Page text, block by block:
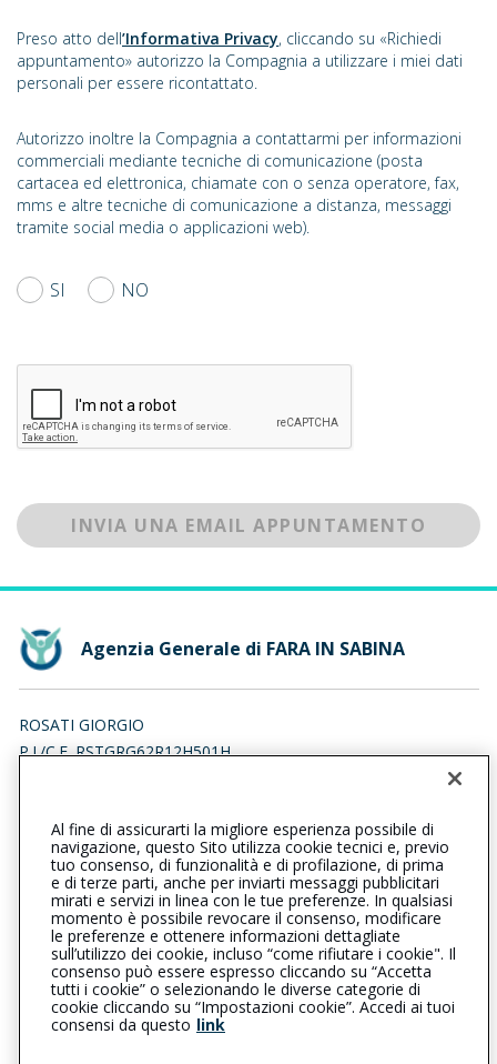
Preso atto dell’Informativa Privacy, cliccando su «Richiedi
appuntamento» autorizzo la Compagnia a utilizzare i miei dati
personali per essere ricontattato.
Autorizzo inoltre la Compagnia a contattarmi per informazioni
commerciali mediante tecniche di comunicazione (posta
cartacea ed elettronica, chiamate con o senza operatore, fax,
mms e altre tecniche di comunicazione a distanza, messaggi
tramite social media o applicazioni web).
SI NO
INVIA UNA EMAIL APPUNTAMENTO
Agenzia Generale di FARA IN SABINA
ROSATI GIORGIO
P.I./C.F. RSTGRG62R12H501H
0765487023 0765487023
farainsabina@cattolica.it
rosatigiorgio@pec.it
L’intermediario è soggetto al controllo dell’IVASS. Consulta il
Registro RUI al seguentelink
Al fine di assicurarti la migliore esperienza possibile di
navigazione, questo Sito utilizza cookie tecnici e, previo
tuo consenso, di funzionalità e di profilazione, di prima
e di terze parti, anche per inviarti messaggi pubblicitari
mirati e servizi in linea con le tue preferenze. In qualsiasi
momento è possibile revocare il consenso, modificare
le preferenze e ottenere informazioni dettagliate
sull’utilizzo dei cookie, incluso “come rifiutare i cookie". Il
consenso può essere espresso cliccando su “Accetta
tutti i cookie” o selezionando le diverse categorie di
cookie cliccando su “Impostazioni cookie”. Accedi ai tuoi
consensi da questo link